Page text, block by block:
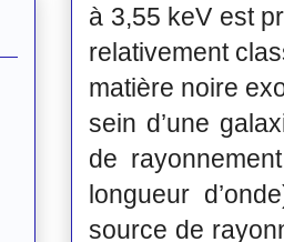
à 3,55 keV est
relativement
matière noire
sein d’une
de
longueur
source de